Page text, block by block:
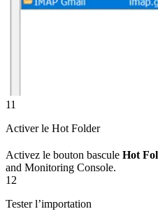
11
Activer le Hot Folder
Activez le bouton bascule Hot
and Monitoring Console.
12
Tester l’importation